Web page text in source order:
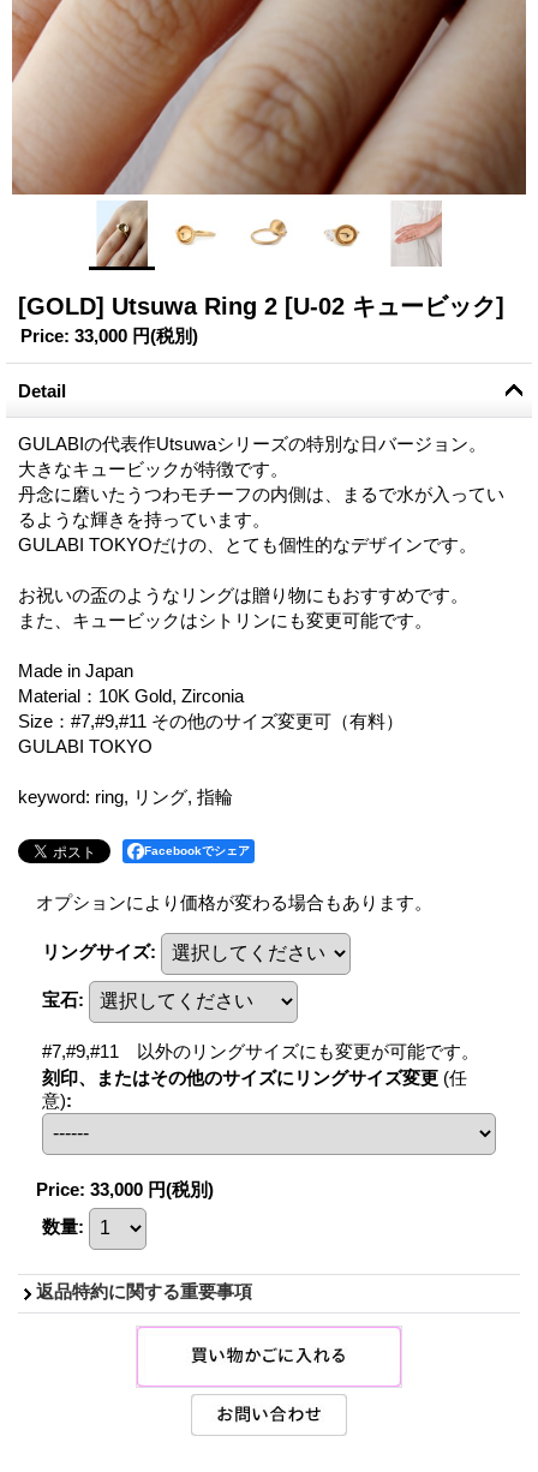
[GOLD] Utsuwa Ring 2 [U-02 キュービック]
Price: 33,000 円(税別)
Detail
GULABIの代表作Utsuwaシリーズの特別な日バージョン。
大きなキュービックが特徴です。
丹念に磨いたうつわモチーフの内側は、まるで水が入ってい
るような輝きを持っています。
GULABI TOKYOだけの、とても個性的なデザインです。
お祝いの盃のようなリングは贈り物にもおすすめです。
また、キュービックはシトリンにも変更可能です。
Made in Japan
Material：10K Gold, Zirconia
Size：#7,#9,#11 その他のサイズ変更可（有料）
GULABI TOKYO
keyword: ring, リング, 指輪
Facebookでシェア
オプションにより価格が変わる場合もあります。
リングサイズ:
宝石:
#7,#9,#11 以外のリングサイズにも変更が可能です。
刻印、またはその他のサイズにリングサイズ変更 (任
意):
Price: 33,000 円(税別)
数量:
返品特約に関する重要事項